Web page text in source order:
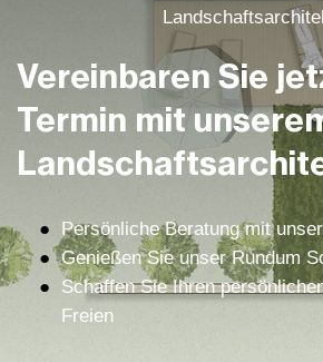
Vereinbaren Sie
Termin mit
Persönliche Beratung mit
Genießen Sie unser Rundum
Schaffen Sie Ihren
Freien